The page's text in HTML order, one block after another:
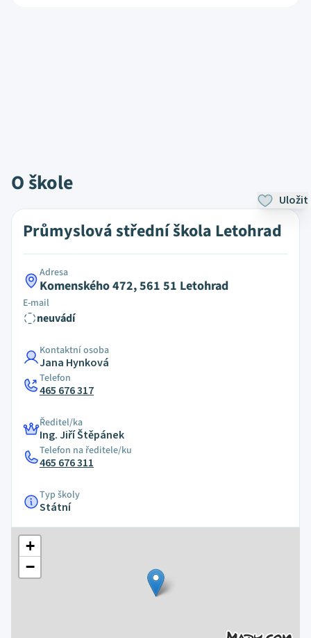
O škole
Uložit
Průmyslová střední škola Letohrad
Adresa
Komenského 472, 561 51 Letohrad
E-mail
neuvádí
Kontaktní osoba
Jana Hynková
Telefon
465 676 317
Ředitel/ka
Ing. Jiří Štěpánek
Telefon na ředitele/ku
465 676 311
Typ školy
Státní
+
−